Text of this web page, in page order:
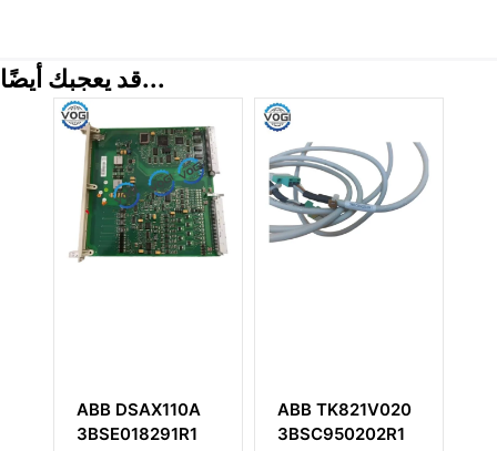
قد يعجبك أيضًا...
ABB TK821V020
3BSC950202R1
ABB TB820V2
3BSE013208R1